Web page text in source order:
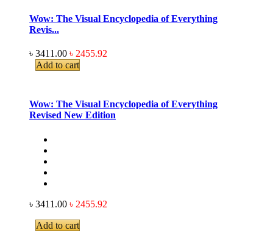
Wow: The Visual Encyclopedia of Everything
Revis...
৳ 3411.00 ৳ 2455.92
Add to cart
Wow: The Visual Encyclopedia of Everything
Revised New Edition
৳ 3411.00 ৳ 2455.92
Add to cart